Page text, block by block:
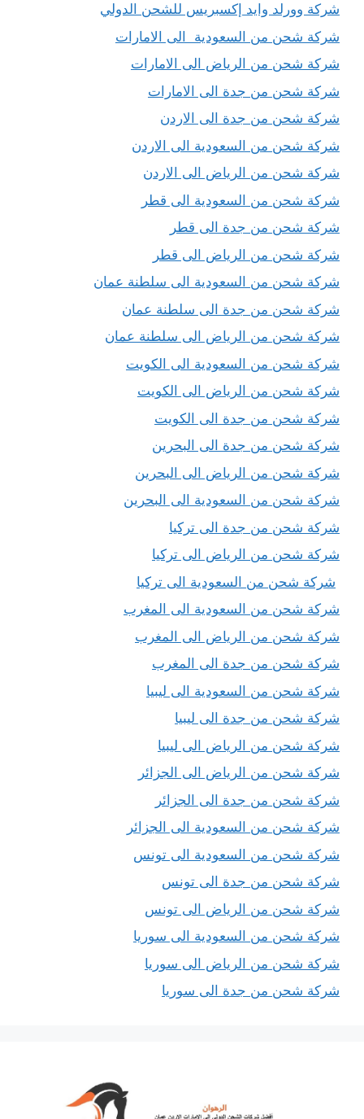
شركة وورلد وايد إكسبريس للشحن الدولي
شركة شحن من السعودية الى الامارات
شركة شحن من الرياض الى الامارات
شركة شحن من جدة الى الامارات
شركة شحن من جدة الى الاردن
شركة شحن من السعودية الى الاردن
شركة شحن من الرياض الى الاردن
شركة شحن من السعودية الى قطر
شركة شحن من جدة الى قطر
شركة شحن من الرياض الى قطر
شركة شحن من السعودية الى سلطنة عمان
شركة شحن من جدة الى سلطنة عمان
شركة شحن من الرياض الى سلطنة عمان
شركة شحن من السعودية الى الكويت
شركة شحن من الرياض الى الكويت
شركة شحن من جدة الى الكويت
شركة شحن من جدة الى البحرين
شركة شحن من الرياض الى البحرين
شركة شحن من السعودية الى البحرين
شركة شحن من جدة الى تركيا
شركة شحن من الرياض الى تركيا
شركة شحن من السعودية الى تركيا
شركة شحن من السعودية الى المغرب
شركة شحن من الرياض الى المغرب
شركة شحن من جدة الى المغرب
شركة شحن من السعودية الى ليبيا
شركة شحن من جدة الى ليبيا
شركة شحن من الرياض الى ليبيا
شركة شحن من الرياض الى الجزائر
شركة شحن من جدة الى الجزائر
شركة شحن من السعودية الى الجزائر
شركة شحن من السعودية الى تونس
شركة شحن من جدة الى تونس
شركة شحن من الرياض الى تونس
شركة شحن من السعودية الى سوريا
شركة شحن من الرياض الى سوريا
شركة شحن من جدة الى سوريا